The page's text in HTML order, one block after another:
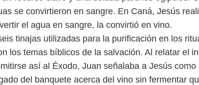
se convirtieron en sangre. En Caná, Jesús
el agua en sangre, la convirtió en vino.
tinajas utilizadas para la purificación en los
los temas bíblicos de la salvación. Al relatar el
así al Éxodo, Juan señalaba a Jesús como
del banquete acerca del vino sin fermentar